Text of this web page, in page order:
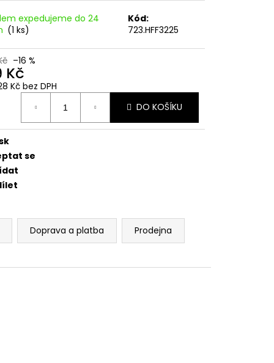
expedujeme do 24
(1 ks)
Kód:
723.HFF3225
–16 %
Kč
Kč bez DPH
DO KOŠÍKU
se
Doprava a platba
Prodejna
TŘMENU